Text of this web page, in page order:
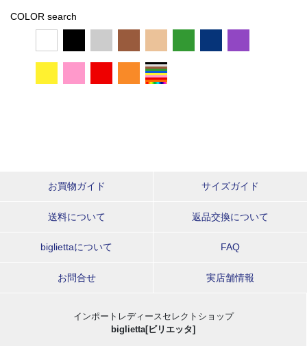
COLOR search
お買物ガイド サイズガイド
送料について 返品交換について
bigliettaについて FAQ
お問合せ 実店舗情報
インポートレディースセレクトショップ
biglietta[ビリエッタ]